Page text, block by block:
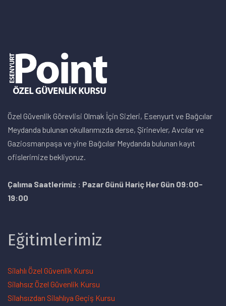
Özel Güvenlik Görevlisi Olmak İçin Sizleri, Esenyurt ve Bağcılar
Meydanda bulunan okullarımızda derse, Şirinevler, Avcılar ve
Gaziosmanpaşa ve yine Bağcılar Meydanda bulunan kayıt
ofislerimize bekliyoruz.
Çalıma Saatlerimiz : Pazar Günü Hariç Her Gün 09:00-
19:00
Eğitimlerimiz
Silahlı Özel Güvenlik Kursu
Silahsız Özel Güvenlik Kursu
Silahsızdan Silahlıya Geçiş Kursu